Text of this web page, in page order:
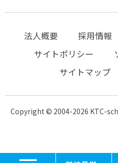
法人概要 採用情報
サイトポリシー
サイトマップ
Copyright © 2004-2026 KTC-